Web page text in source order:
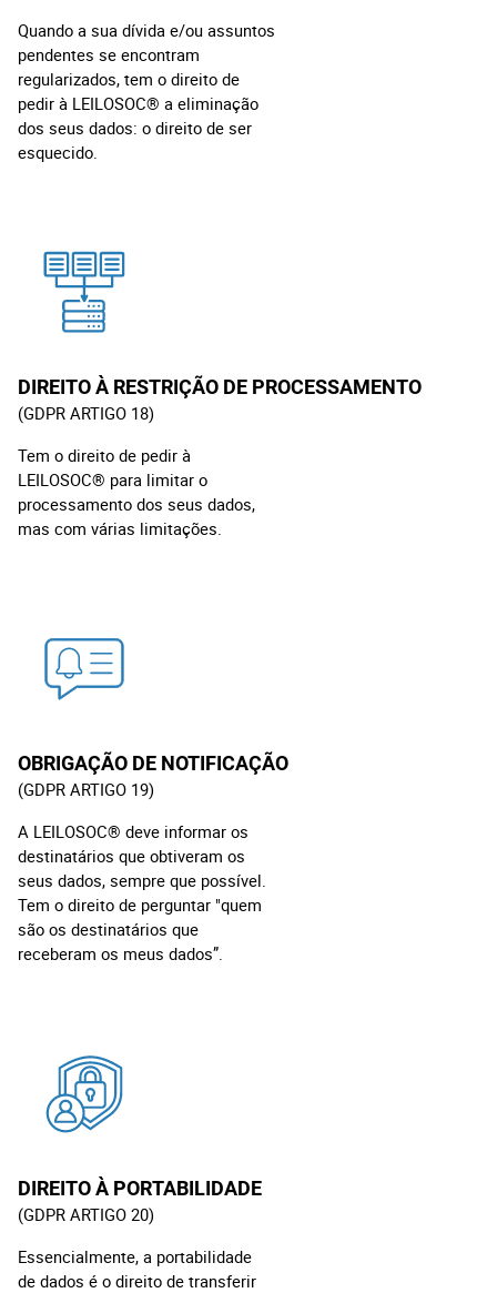
Quando a sua dívida e/ou assuntos
pendentes se encontram
regularizados, tem o direito de
pedir à LEILOSOC® a eliminação
dos seus dados: o direito de ser
esquecido.
DIREITO À RESTRIÇÃO DE PROCESSAMENTO
(GDPR ARTIGO 18)
Tem o direito de pedir à
LEILOSOC® para limitar o
processamento dos seus dados,
mas com várias limitações.
OBRIGAÇÃO DE NOTIFICAÇÃO
(GDPR ARTIGO 19)
A LEILOSOC® deve informar os
destinatários que obtiveram os
seus dados, sempre que possível.
Tem o direito de perguntar "quem
são os destinatários que
receberam os meus dados”.
DIREITO À PORTABILIDADE
(GDPR ARTIGO 20)
Essencialmente, a portabilidade
de dados é o direito de transferir